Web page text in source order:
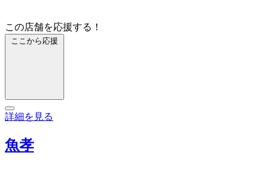
この店舗を応援する！
ここから応援
詳細を見る
魚孝